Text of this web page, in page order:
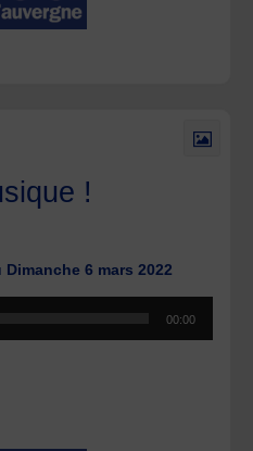
!
6 mars 2022
00:00